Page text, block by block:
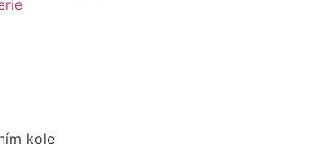
kole